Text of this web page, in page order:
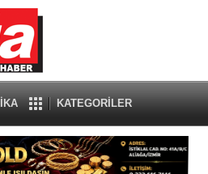
KATEGORİLER